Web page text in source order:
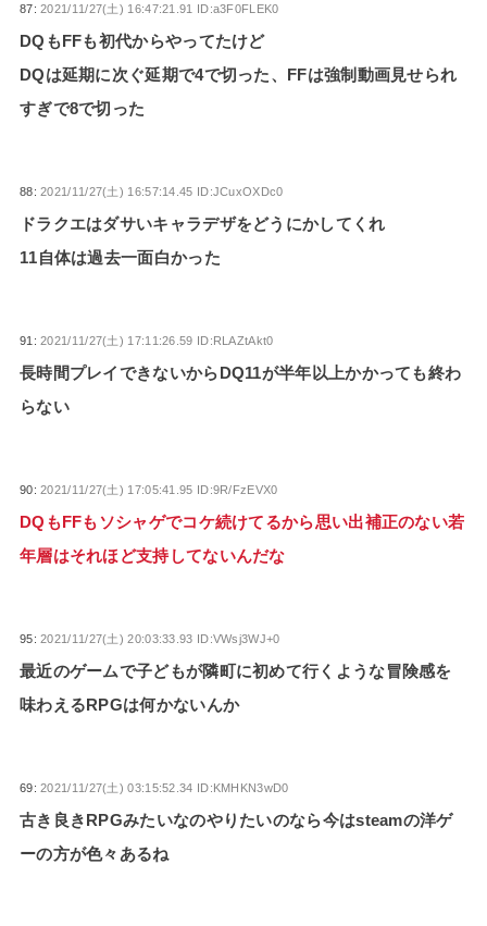
87: 2021/11/27(土) 16:47:21.91 ID:a3F0FLEK0
DQもFFも初代からやってたけど
DQは延期に次ぐ延期で4で切った、FFは強制動画見せられ
すぎで8で切った
88: 2021/11/27(土) 16:57:14.45 ID:JCuxOXDc0
ドラクエはダサいキャラデザをどうにかしてくれ
11自体は過去一面白かった
91: 2021/11/27(土) 17:11:26.59 ID:RLAZtAkt0
長時間プレイできないからDQ11が半年以上かかっても終わ
らない
90: 2021/11/27(土) 17:05:41.95 ID:9R/FzEVX0
DQもFFもソシャゲでコケ続けてるから思い出補正のない若
年層はそれほど支持してないんだな
95: 2021/11/27(土) 20:03:33.93 ID:VWsj3WJ+0
最近のゲームで子どもが隣町に初めて行くような冒険感を
味わえるRPGは何かないんか
69: 2021/11/27(土) 03:15:52.34 ID:KMHKN3wD0
古き良きRPGみたいなのやりたいのなら今はsteamの洋ゲ
ーの方が色々あるね